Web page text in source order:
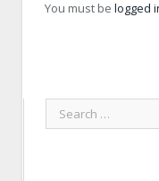
You must be logged